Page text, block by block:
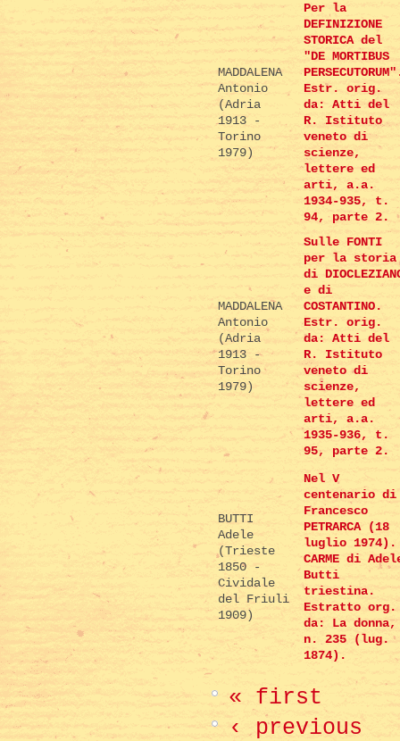
MADDALENA
Antonio
(Adria
1913 -
Torino
1979)
Per la
DEFINIZIONE
STORICA del
"DE MORTIBUS
Estr. orig.
da: Atti del
R. Istituto
veneto di
scienze,
lettere ed
arti, a.a.
1934-935, t.
94, parte 2.
MADDALENA
Antonio
(Adria
1913 -
Torino
1979)
Sulle FONTI
per la storia
di
e di
COSTANTINO.
Estr. orig.
da: Atti del
R. Istituto
veneto di
scienze,
lettere ed
arti, a.a.
1935-936, t.
95, parte 2.
BUTTI
Adele
(Trieste
1850 -
Cividale
del Friuli
1909)
Nel V
centenario di
Francesco
PETRARCA (18
luglio 1974).
CARME di
Butti
triestina.
Estratto org.
da: La donna,
n. 235 (lug.
1874).
« first
‹ previous